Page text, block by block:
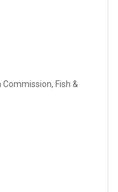
Fish &